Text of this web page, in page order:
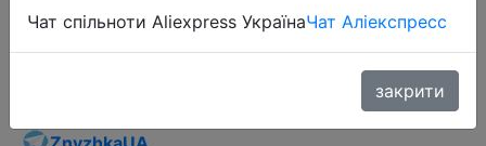
Слідкуйте за знижками на мобільному, в телеграм
Чат спільноти Aliexpress УкраїнаЧат Аліекспресс
закрити